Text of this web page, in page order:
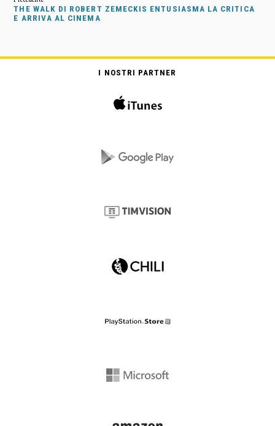
THE WALK DI ROBERT ZEMECKIS ENTUSIASMA LA CRITICA
E ARRIVA AL CINEMA
I NOSTRI PARTNER